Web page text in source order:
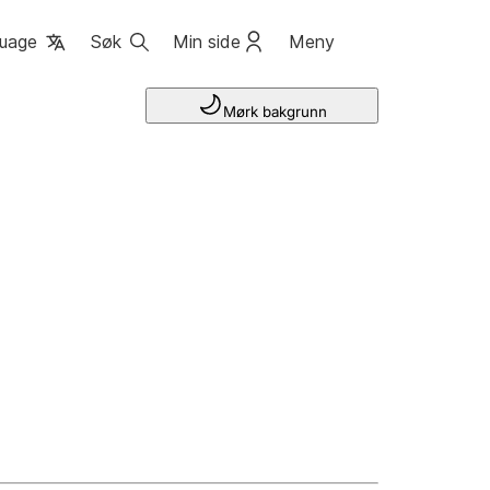
Søk Min side Meny
Mørk bakgrunn